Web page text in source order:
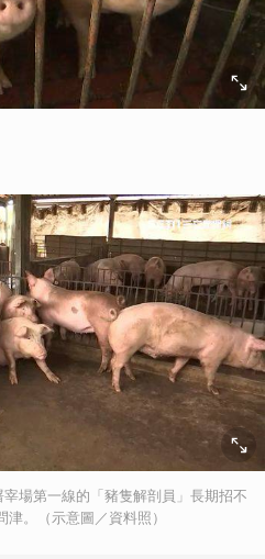
場第一線的「豬隻解剖員」長期招不
。（示意圖／資料照）